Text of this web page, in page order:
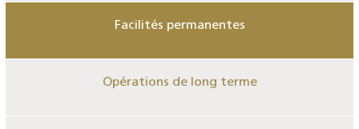
Facilités permanentes
Opérations de long terme